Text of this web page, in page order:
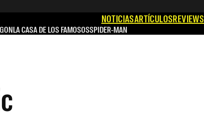
NOTICIASARTÍCULOSREVIEWS
LA CASA DE LOS FAMOSOSSPIDER-MAN